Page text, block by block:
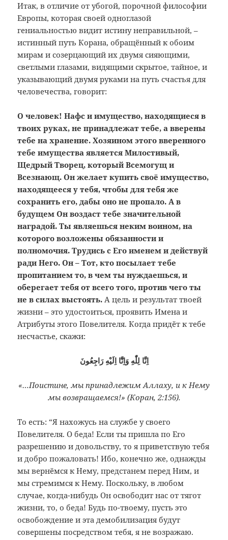
Итак, в отличие от убогой, порочной философии
Европы, которая своей одноглазой
гениальностью видит истину неправильной, –
истинный путь Корана, обращённый к обоим
мирам и созерцающий их двумя сияющими,
светлыми глазами, видящими скрытое, тайное, и
указывающий двумя руками на путь счастья для
человечества, говорит:
О человек! Нафс и имущество, находящиеся в
твоих руках, не принадлежат тебе, а вверены
тебе на хранение. Хозяином этого вверенного
тебе имущества является Милостивый,
Щедрый Творец, который Всемогущ и
Всезнающ. Он желает купить своё имущество,
находящееся у тебя, чтобы для тебя же
сохранить его, дабы оно не пропало. А в
будущем Он воздаст тебе значительной
наградой. Ты являешься неким воином, на
которого возложены обязанности и
полномочия. Трудись с Его именем и действуй
ради Него. Он – Тот, кто посылает тебе
пропитанием то, в чем ты нуждаешься, и
оберегает тебя от всего того, против чего ты
не в силах выстоять. А цель и результат твоей
жизни – это удостоиться, проявить Имена и
Атрибуты этого Повелителя. Когда придёт к тебе
несчастье, скажи:
اِنَّا لِلّٰهِ وَاِنَّٓا اِلَيْهِ رَاجِعُونَ
«…Поистине, мы принадлежим Аллаху, и к Нему
мы возвращаемся!» (Коран, 2:156).
То есть: “Я нахожусь на службе у своего
Повелителя. О беда! Если ты пришла по Его
разрешению и довольству, то я приветствую тебя
и добро пожаловать! Ибо, конечно же, однажды
мы вернёмся к Нему, предстанем перед Ним, и
мы стремимся к Нему. Поскольку, в любом
случае, когда-нибудь Он освободит нас от тягот
жизни, то, о беда! Будь по-твоему, пусть это
освобождение и эта демобилизация будут
совершены посредством тебя, я не возражаю.